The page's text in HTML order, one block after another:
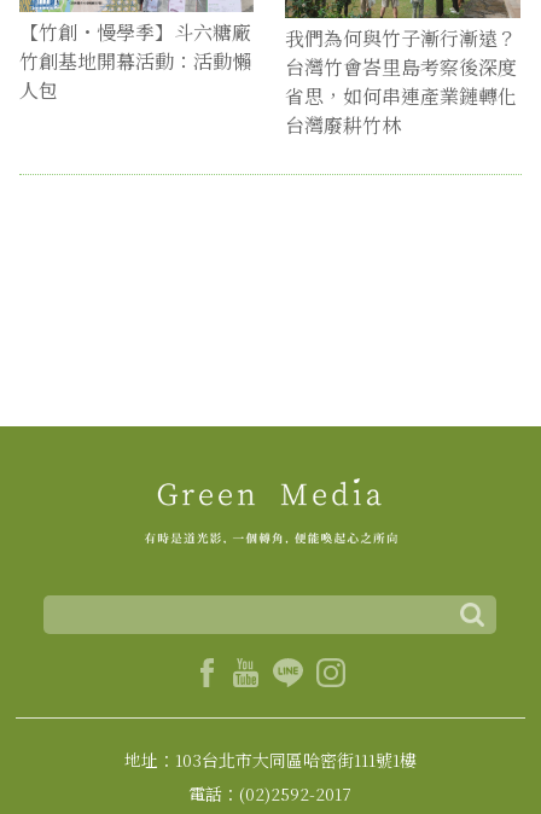
【竹創・慢學季】斗六糖廠
竹創基地開幕活動：活動懶
人包
我們為何與竹子漸行漸遠？
台灣竹會峇里島考察後深度
省思，如何串連產業鏈轉化
台灣廢耕竹林
地址：103台北市大同區哈密街111號1樓
電話：(02)2592-2017